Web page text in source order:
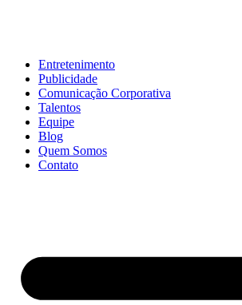
Entretenimento
Publicidade
Comunicação Corporativa
Talentos
Equipe
Blog
Quem Somos
Contato